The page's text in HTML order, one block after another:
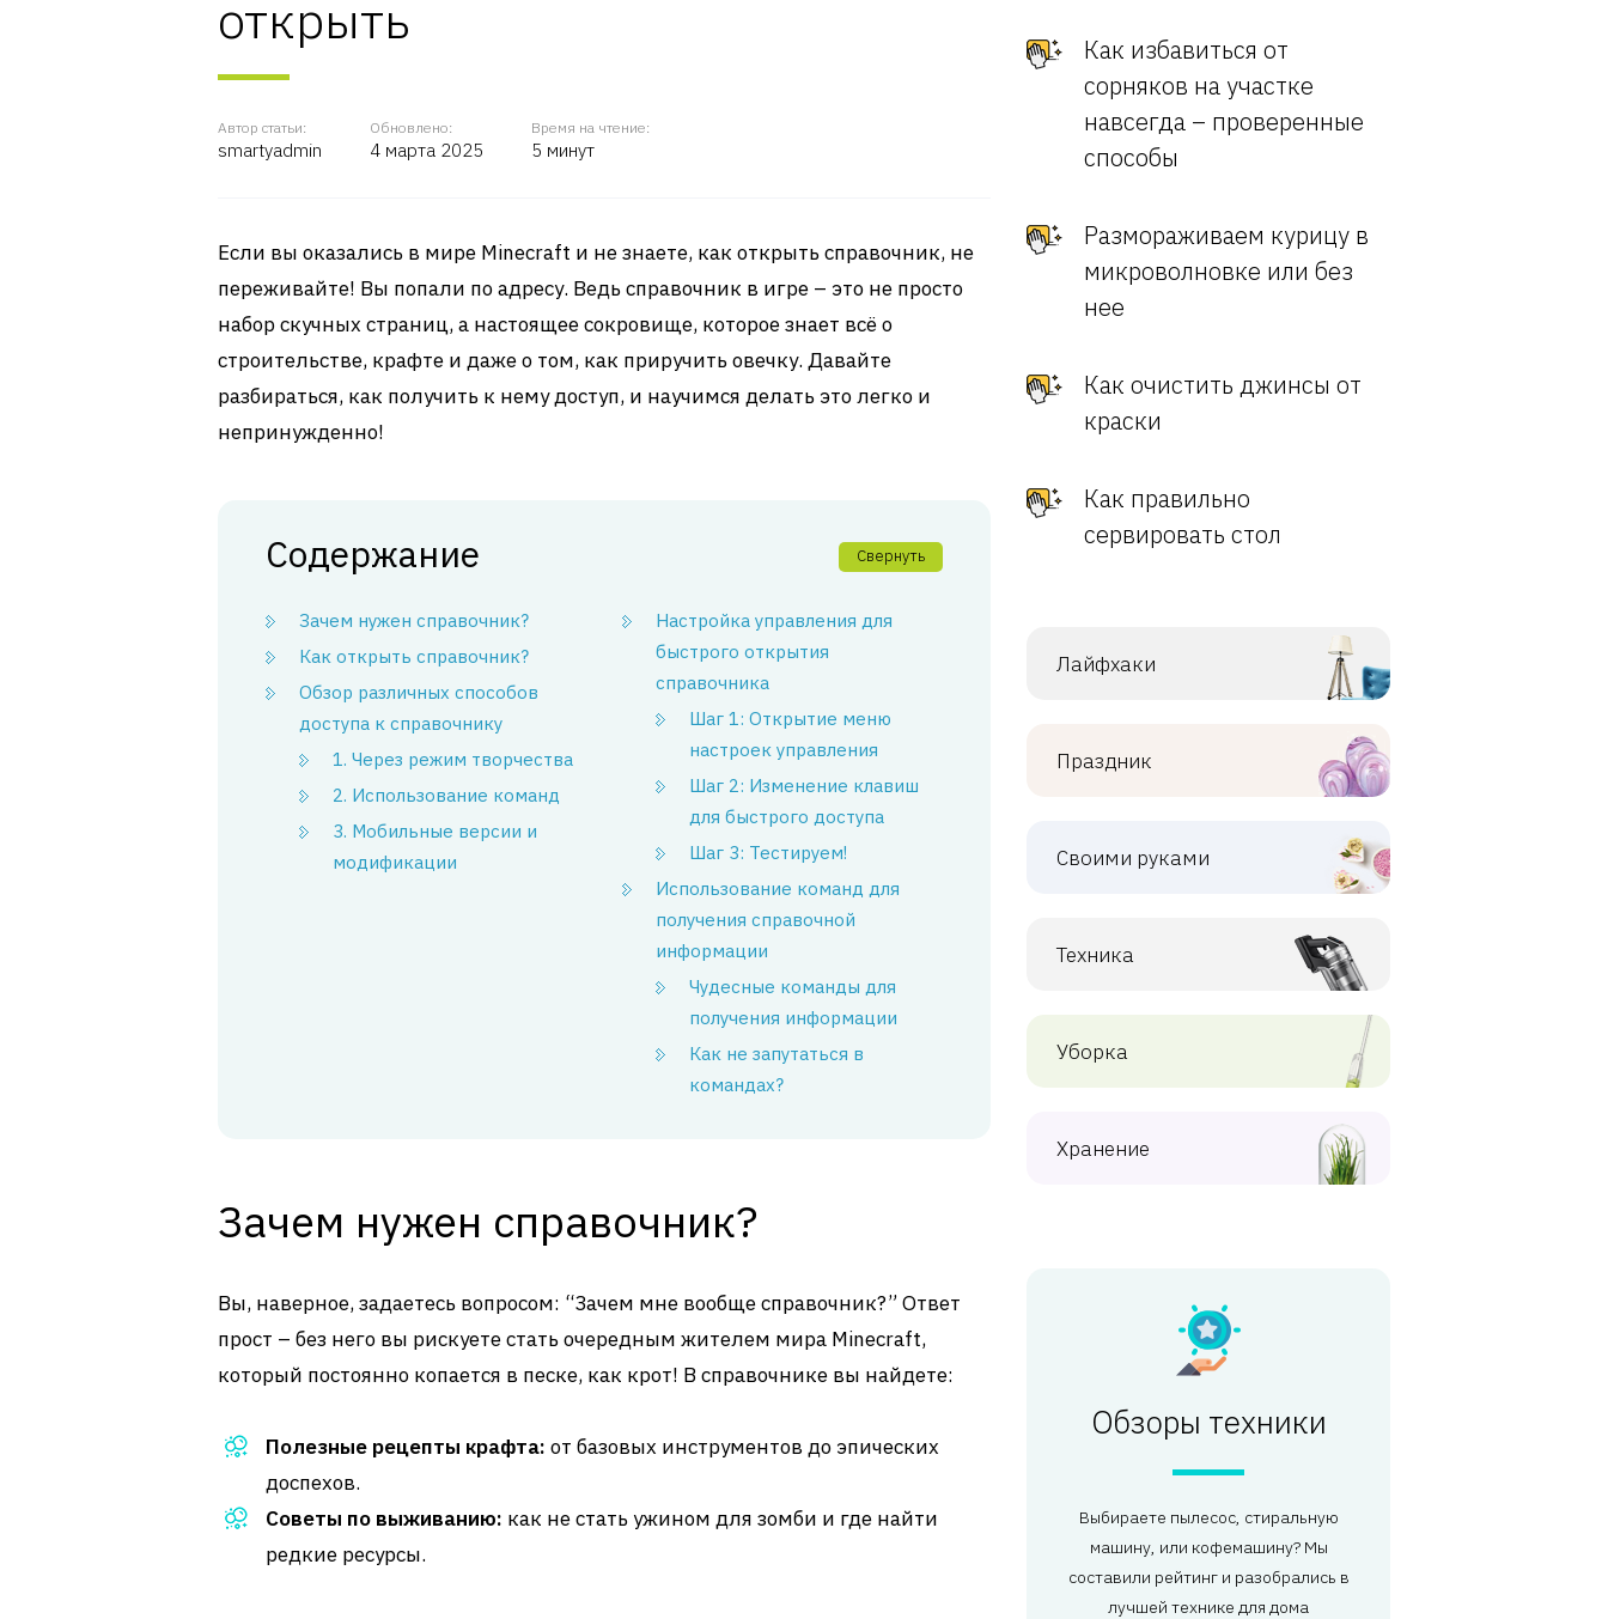
открыть
Автор статьи:
smartyadmin
Обновлено:
4 марта 2025
Время на чтение:
5 минут
Если вы оказались в мире Minecraft и не знаете, как открыть справочник, не
переживайте! Вы попали по адресу. Ведь справочник в игре – это не просто
набор скучных страниц, а настоящее сокровище, которое знает всё о
строительстве, крафте и даже о том, как приручить овечку. Давайте
разбираться, как получить к нему доступ, и научимся делать это легко и
непринужденно!
Содержание Свернуть
Зачем нужен справочник?
Как открыть справочник?
Обзор различных способов
доступа к справочнику
1. Через режим творчества
2. Использование команд
3. Мобильные версии и
модификации
Настройка управления для
быстрого открытия
справочника
Шаг 1: Открытие меню
настроек управления
Шаг 2: Изменение клавиш
для быстрого доступа
Шаг 3: Тестируем!
Использование команд для
получения справочной
информации
Чудесные команды для
получения информации
Как не запутаться в
командах?
Зачем нужен справочник?
Вы, наверное, задаетесь вопросом: “Зачем мне вообще справочник?” Ответ
прост – без него вы рискуете стать очередным жителем мира Minecraft,
который постоянно копается в песке, как крот! В справочнике вы найдете:
Полезные рецепты крафта: от базовых инструментов до эпических
доспехов.
Советы по выживанию: как не стать ужином для зомби и где найти
редкие ресурсы.
Как избавиться от
сорняков на участке
навсегда – проверенные
способы
Размораживаем курицу в
микроволновке или без
нее
Как очистить джинсы от
краски
Как правильно
сервировать стол
Лайфхаки
Праздник
Своими руками
Техника
Уборка
Хранение
Обзоры техники
Выбираете пылесос, стиральную
машину, или кофемашину? Мы
составили рейтинг и разобрались в
лучшей технике для дома